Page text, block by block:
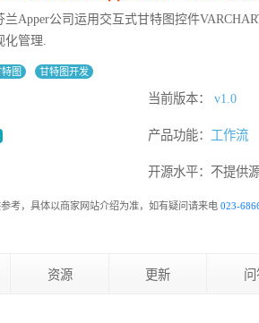
Apper公司运用交互式甘特图控件
化管理.
图 甘特图开发
当前版本：v1.0
产品功能： 工作流
开源水平： 不提供
考，具体以商家网站介绍为准，如有疑问请来电 023-
资源 更新